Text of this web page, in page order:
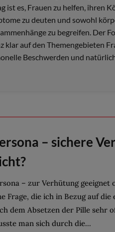
ist es, Frauen zu helfen, ihren
zu deuten und sowohl
zu begreifen. Der
klar auf den Themengebieten
Beschwerden und
– sichere
– zur Verhütung geeignet
Frage, die ich in Bezug auf die
dem Absetzen der Pille sehr
man sich durch die...